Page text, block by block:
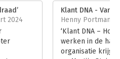
,Verandermanagement
2024
Klant DNA - Van
Henny Portman |
‘Klant DNA –
werken in de
organisatie krijgt’